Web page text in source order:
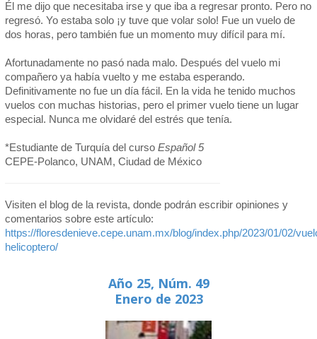
Él me dijo que necesitaba irse y que iba a regresar pronto. Pero no
regresó. Yo estaba solo ¡y tuve que volar solo! Fue un vuelo de
dos horas, pero también fue un momento muy difícil para mí.
Afortunadamente no pasó nada malo. Después del vuelo mi
compañero ya había vuelto y me estaba esperando.
Definitivamente no fue un día fácil. En la vida he tenido muchos
vuelos con muchas historias, pero el primer vuelo tiene un lugar
especial. Nunca me olvidaré del estrés que tenía.
*Estudiante de Turquía del curso Español 5
CEPE-Polanco, UNAM, Ciudad de México
Visiten el blog de la revista, donde podrán escribir opiniones y
comentarios sobre este artículo:
https://floresdenieve.cepe.unam.mx/blog/index.php/2023/01/02/
helicoptero/
Año 25, Núm. 49
Enero de 2023